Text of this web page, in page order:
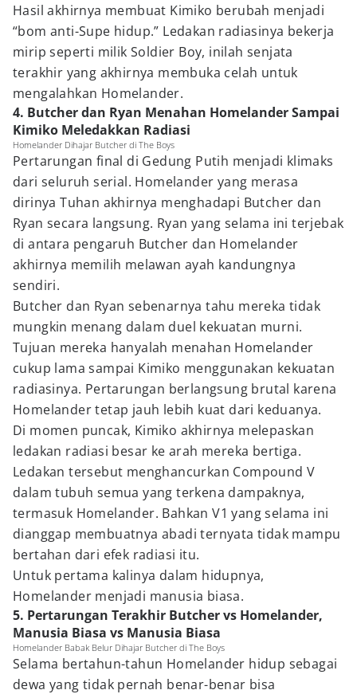
Hasil akhirnya membuat Kimiko berubah menjadi
“bom anti-Supe hidup.” Ledakan radiasinya bekerja
mirip seperti milik Soldier Boy, inilah senjata
terakhir yang akhirnya membuka celah untuk
mengalahkan Homelander.
4. Butcher dan Ryan Menahan Homelander Sampai
Kimiko Meledakkan Radiasi
Homelander Dihajar Butcher di The Boys
Pertarungan final di Gedung Putih menjadi klimaks
dari seluruh serial. Homelander yang merasa
dirinya Tuhan akhirnya menghadapi Butcher dan
Ryan secara langsung. Ryan yang selama ini terjebak
di antara pengaruh Butcher dan Homelander
akhirnya memilih melawan ayah kandungnya
sendiri.
Butcher dan Ryan sebenarnya tahu mereka tidak
mungkin menang dalam duel kekuatan murni.
Tujuan mereka hanyalah menahan Homelander
cukup lama sampai Kimiko menggunakan kekuatan
radiasinya. Pertarungan berlangsung brutal karena
Homelander tetap jauh lebih kuat dari keduanya.
Di momen puncak, Kimiko akhirnya melepaskan
ledakan radiasi besar ke arah mereka bertiga.
Ledakan tersebut menghancurkan Compound V
dalam tubuh semua yang terkena dampaknya,
termasuk Homelander. Bahkan V1 yang selama ini
dianggap membuatnya abadi ternyata tidak mampu
bertahan dari efek radiasi itu.
Untuk pertama kalinya dalam hidupnya,
Homelander menjadi manusia biasa.
5. Pertarungan Terakhir Butcher vs Homelander,
Manusia Biasa vs Manusia Biasa
Homelander Babak Belur Dihajar Butcher di The Boys
Selama bertahun-tahun Homelander hidup sebagai
dewa yang tidak pernah benar-benar bisa